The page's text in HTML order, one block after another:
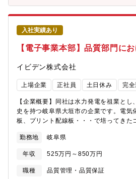
や自掛りでの設備開発2G：検証機～パ
査、工法開発、生産性改善、品質改善な
カー調査、新規技術調査、設備設計/仕様
ど新規設備開発中国拠点や中国の設備メ
があり、中国語スキルを生かしていただ
属部門】技術開発本部 ものづくり支援
名）もしくは生産技術２G（30名）【業
ていない製品に関わることのできる業務
せるのではなく、0からものづくりに携
由な発想で幅広い業務に携わることが可
にわたることに加え、技術開発本部は
産まで一貫して行っています。・技術開
強みであり、自身で設計して、自身で組
めの採用となります。
入社実績あり
【電子事業本部】品質部門に
イビデン株式会社
上場企業 正社員 土日休み 完
【企業概要】同社は水力発電を祖業と
史を持つ岐阜県大垣市の企業です。電気
板、プリント配線板・・・で培ってきた
は欠かせないICパッケージ基板や、自動
ラミック製品など、世界トップクラスの
成長を遂げている「技術開発型企業」で
ジ基板は、半導体業界全体の需要拡大に
勤務地 岐阜県
年収 525万円～850万円
職種
品質管理・品質保証